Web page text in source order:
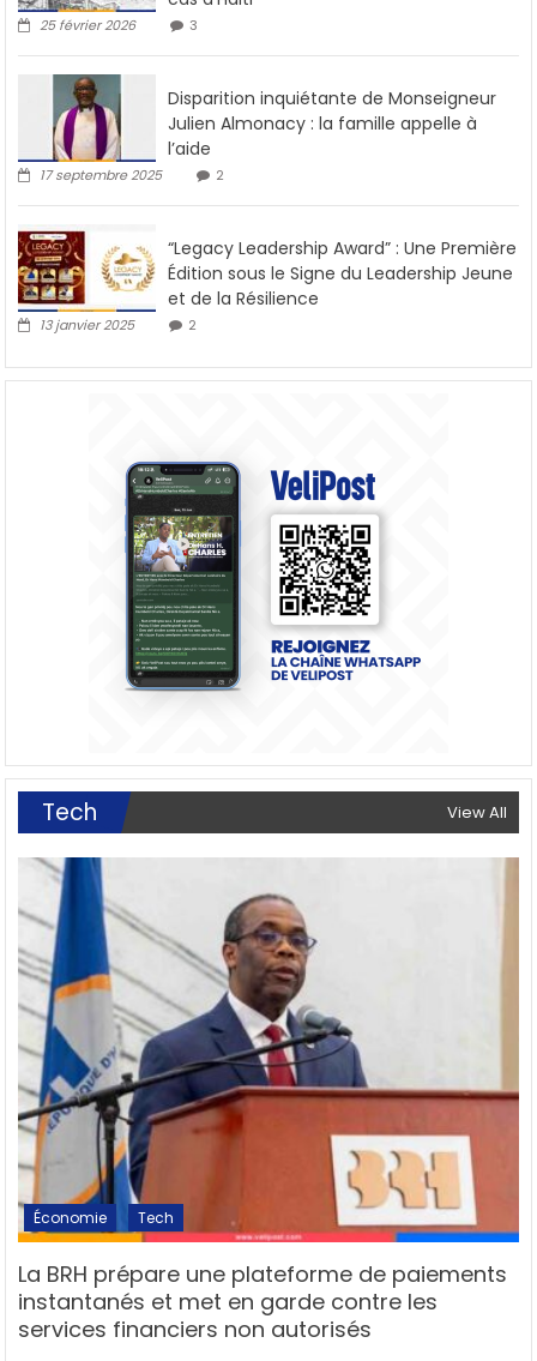
25 février 2026 3
Disparition inquiétante de Monseigneur
Julien Almonacy : la famille appelle à
l’aide
17 septembre 2025 2
“Legacy Leadership Award” : Une Première
Édition sous le Signe du Leadership Jeune
et de la Résilience
13 janvier 2025 2
Tech View All
Économie Tech
La BRH prépare une plateforme de paiements
instantanés et met en garde contre les
services financiers non autorisés